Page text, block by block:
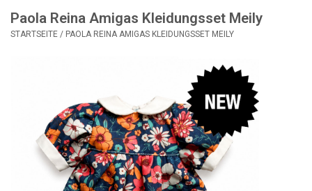
SALE
Lookbooks
Paola Reina Amigas Kleidungsset Meily
STARTSEITE / PAOLA REINA AMIGAS KLEIDUNGSSET MEILY